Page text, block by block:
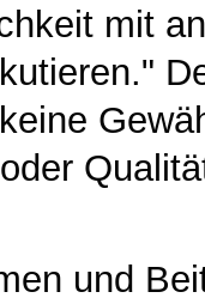
mit
und